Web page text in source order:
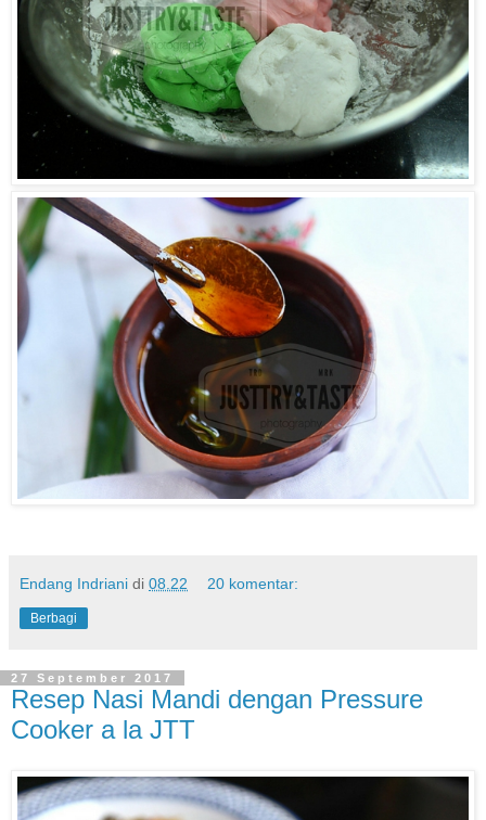
Endang Indriani di 08.22 20 komentar:
Berbagi
27 September 2017
Resep Nasi Mandi dengan Pressure
Cooker a la JTT